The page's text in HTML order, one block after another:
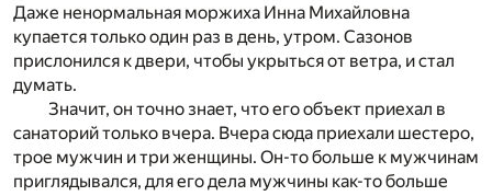
Даже ненормальная моржиха Инна Михайловна
купается только один раз в день, утром. Сазонов
прислонился к двери, чтобы укрыться от ветра, и стал
думать.
Значит, он точно знает, что его объект приехал в
санаторий только вчера. Вчера сюда приехали шестеро,
трое мужчин и три женщины. Он-то больше к мужчинам
приглядывался, для его дела мужчины как-то больше